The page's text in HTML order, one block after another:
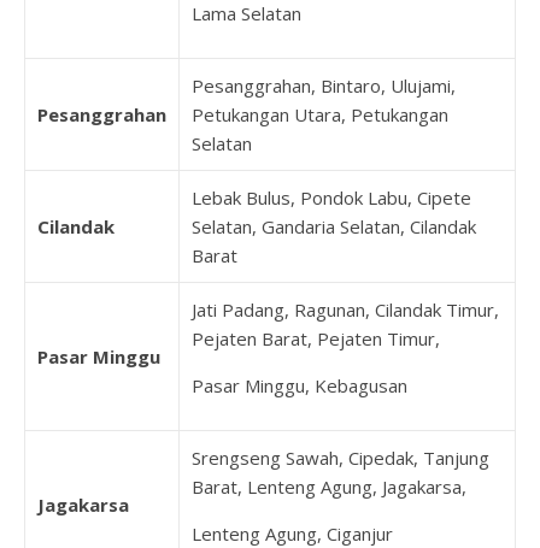
Lama Selatan
Pesanggrahan
Pesanggrahan, Bintaro, Ulujami,
Petukangan Utara, Petukangan
Selatan
Cilandak
Lebak Bulus, Pondok Labu, Cipete
Selatan, Gandaria Selatan, Cilandak
Barat
Pasar Minggu
Jati Padang, Ragunan, Cilandak Timur,
Pejaten Barat, Pejaten Timur,
Pasar Minggu, Kebagusan
Jagakarsa
Srengseng Sawah, Cipedak, Tanjung
Barat, Lenteng Agung, Jagakarsa,
Lenteng Agung, Ciganjur